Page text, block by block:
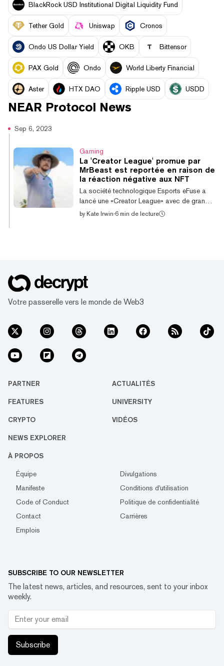
BlackRock USD Institutional Digital Liquidity Fund
Tether Gold Uniswap Cronos
Ondo US Dollar Yield OKB Bittensor
PAX Gold Ondo World Liberty Financial
Aster HTX DAO Ripple USD USDD
NEAR Protocol News
Sep 6, 2023
Gaming
La 'Creator League' promue par
MrBeast est reportée en raison de
la réaction négative aux NFT
La société technologique Esports eFuse a
lancé une «Creator League» avec de grands
influenceurs tels que Bella Poarch,
la ligue. Esports Insider et Sports Business
Journal ont rapporté mardi qu'eFuse a
également licencié 30% de son personnel,
by Kate Irwin·6 min de lecture
Votre passerelle vers le monde de Web3
PARTNER ACTUALITÉS
FEATURES UNIVERSITY
CRYPTO VIDÉOS
NEWS EXPLORER
À PROPOS
Équipe
Divulgations
Manifeste
Conditions d'utilisation
Code of Conduct
Politique de confidentialité
Contact
Carrières
Emplois
SUBSCRIBE TO OUR NEWSLETTER
The latest news, articles, and resources, sent to your inbox
weekly.
Subscribe